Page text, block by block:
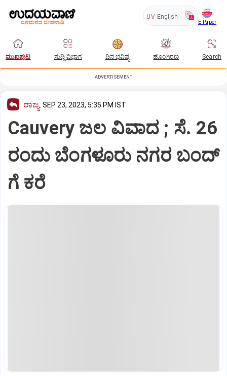
UV English
E-Paper
ಮುಖಪುಟ ಸುದ್ದಿ ವಿಭಾಗ ದಿನ ಭವಿಷ್ಯ ಹೊಂಗಿರಣ Search
ADVERTISEMENT
ರಾಜ್ಯ SEP 23, 2023, 5:35 PM IST
Cauvery ಜಲ ವಿವಾದ ; ಸೆ. 26
ರಂದು ಬೆಂಗಳೂರು ನಗರ ಬಂದ್
ಗೆ ಕರೆ